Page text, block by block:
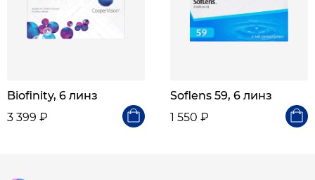
Biofinity, 6 линз
3 399 ₽
Soflens 59, 6 линз
1 550 ₽